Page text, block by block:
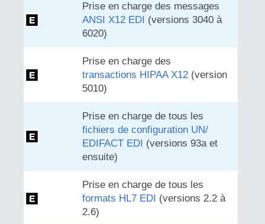
Prise en charge des messages
ANSI X12 EDI (versions 3040 à
6020)
Prise en charge des
transactions HIPAA X12 (version
5010)
Prise en charge de tous les
fichiers de configuration UN/
EDIFACT EDI (versions 93a et
ensuite)
Prise en charge de tous les
formats HL7 EDI (versions 2.2 à
2.6)